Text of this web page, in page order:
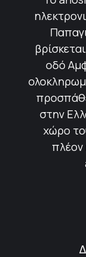
οδό
στην
χώρο
πλέον